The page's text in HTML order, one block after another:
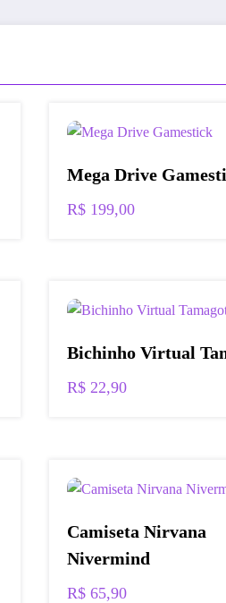
Mega Drive
R$199,00
Bichinho Virtual
R$22,90
Camiseta Nirvana
Nivermind
R$65,90